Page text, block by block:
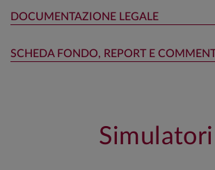
DOCUMENTAZIONE LEGALE
SCHEDA FONDO, REPORT E
Simulatori